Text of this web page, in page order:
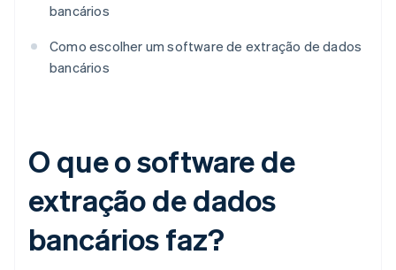
bancários
Como escolher um software de extração de dados
bancários
O que o software de
extração de dados
bancários faz?